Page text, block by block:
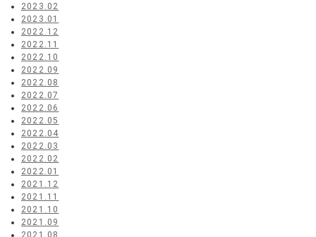
2023.02
2023.01
2022.12
2022.11
2022.10
2022.09
2022.08
2022.07
2022.06
2022.05
2022.04
2022.03
2022.02
2022.01
2021.12
2021.11
2021.10
2021.09
2021.08